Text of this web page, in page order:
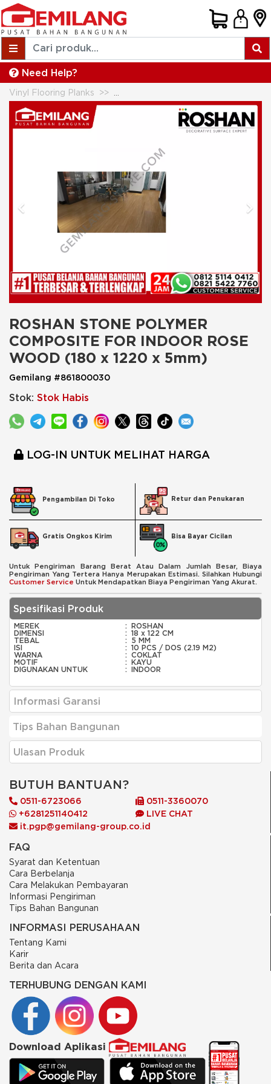
Need Help?
Vinyl Flooring Planks
Previous Next
ROSHAN STONE POLYMER
COMPOSITE FOR INDOOR ROSE
WOOD (180 x 1220 x 5mm)
Gemilang #861800030
Stok: Stok Habis
LOG-IN UNTUK MELIHAT HARGA
Pengambilan Di Toko Retur dan Penukaran
Gratis Ongkos Kirim Bisa Bayar Cicilan
Untuk Pengiriman Barang Berat Atau Dalam Jumlah Besar, Biaya
Pengiriman Yang Tertera Hanya Merupakan Estimasi. Silahkan Hubungi
Customer Service Untuk Mendapatkan Biaya Pengiriman Yang Akurat.
Spesifikasi Produk
MEREK : ROSHAN
DIMENSI
: 18 x 122 CM
TEBAL
: 5 MM
ISI
: 10 PCS / DOS (2.19 M2)
WARNA
: COKLAT
MOTIF
: KAYU
DIGUNAKAN UNTUK
: INDOOR
Informasi Garansi
Tips Bahan Bangunan
Ulasan Produk
BUTUH BANTUAN?
0511-6723066
0511-3360070
+6281251140412
LIVE CHAT
it.pgp@gemilang-group.co.id
FAQ
Syarat dan Ketentuan
Cara Berbelanja
Cara Melakukan Pembayaran
Informasi Pengiriman
Tips Bahan Bangunan
INFORMASI PERUSAHAAN
Tentang Kami
Karir
Berita dan Acara
TERHUBUNG DENGAN KAMI
Download Aplikasi